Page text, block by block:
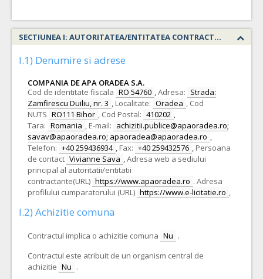
SECTIUNEA I: AUTORITATEA/ENTITATEA CONTRACTANTA
I.1) Denumire si adrese
COMPANIA DE APA ORADEA S.A.
Cod de identitate fiscala RO 54760 ,Adresa: Strada:
Zamfirescu Duiliu, nr. 3 , Localitate: Oradea , Cod
NUTS RO111 Bihor , Cod Postal: 410202 ,
Tara: Romania , E-mail: achizitii.publice@apaoradea.ro;
savav@apaoradea.ro; apaoradea@apaoradea.ro ,
Telefon: +40 259436934 , Fax: +40 259432576 , Persoana
de contact Vivianne Sava ,Adresa web a sediului
principal al autoritatii/entitatii
contractante(URL) https://www.apaoradea.ro . Adresa
profilului cumparatorului (URL) https://www.e-licitatie.ro ,
I.2) Achizitie comuna
Contractul implica o achizitie comuna Nu .
Contractul este atribuit de un organism central de
achizitie Nu .